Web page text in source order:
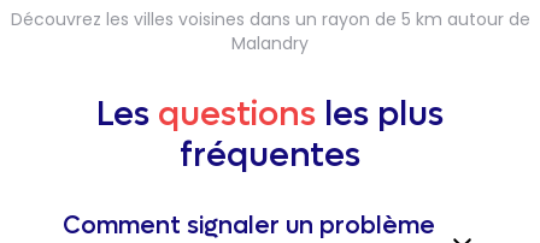
Découvrez les villes voisines dans un rayon de 5 km autour de
Malandry
Les questions les plus
fréquentes
Comment signaler un problème